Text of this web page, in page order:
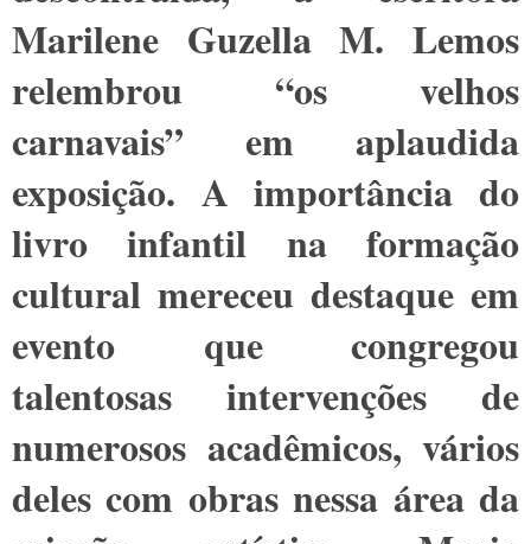
Marilene Guzella M. Lemos
relembrou “os velhos
carnavais” em aplaudida
exposição. A importância do
livro infantil na formação
cultural mereceu destaque em
evento que congregou
talentosas intervenções de
numerosos acadêmicos, vários
deles com obras nessa área da